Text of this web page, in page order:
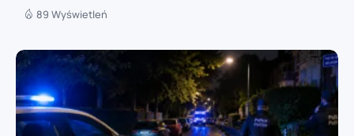
89 Wyświetleń